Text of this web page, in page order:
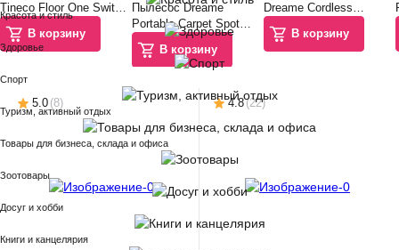
Красота и стиль
Здоровье
Спорт
Туризм, активный отдых
Товары для бизнеса, склада и офиса
Зоотовары
Досуг и хобби
Книги и канцелярия
Tineco Floor One Switch
S6 Stretch Plus /
FW311700TR
В корзину
Пылесос Dreame
Portable Carpet Spot
Cleaner N20 Steam /
HNR27AВ корзину
Dreame Cordless
Vacuum Cleaner R10s
Lite/ VRV80A
В корзину
5.0 (8) 4.8(22)